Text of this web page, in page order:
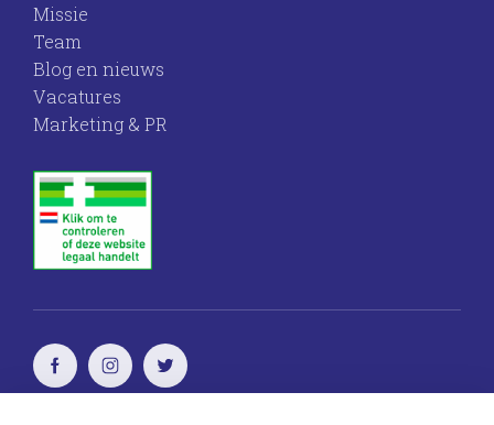
Missie
Team
Blog en nieuws
Vacatures
Marketing & PR